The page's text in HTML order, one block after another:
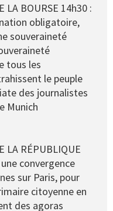
LA BOURSE 14h30 :
obligatoire,
souveraineté
tous les
le peuple
des journalistes
Munich
LA RÉPUBLIQUE
convergence
sur Paris, pour
citoyenne en
des agoras